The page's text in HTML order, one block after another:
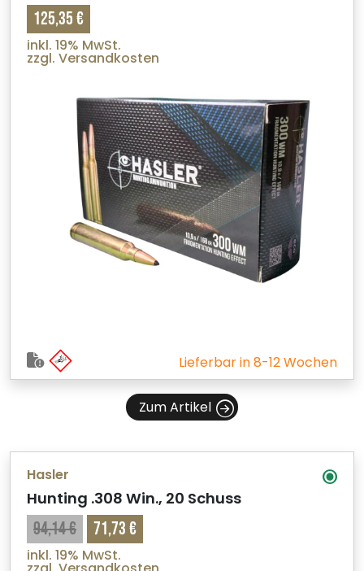
125,35 €
inkl. 19% MwSt.
zzgl. Versandkosten
Lieferbar in 8-12 Wochen
Zum Artikel
Hasler
Hunting .308 Win., 20 Schuss
94,14 € 71,73 €
inkl. 19% MwSt.